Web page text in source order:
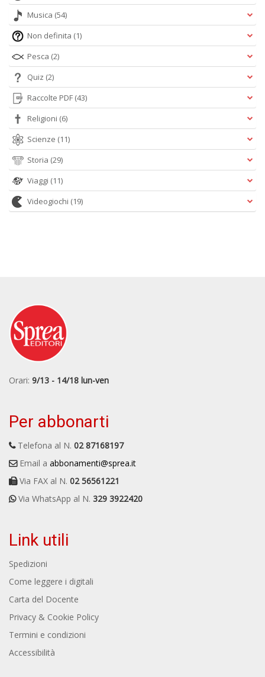
Musica (54)
Non definita (1)
Pesca (2)
Quiz (2)
Raccolte PDF (43)
Religioni (6)
Scienze (11)
Storia (29)
Viaggi (11)
Videogiochi (19)
Orari: 9/13 - 14/18 lun-ven
Per abbonarti
Telefona al N. 02 87168197
Email a abbonamenti@sprea.it
Via FAX al N. 02 56561221
Via WhatsApp al N. 329 3922420
Link utili
Spedizioni
Come leggere i digitali
Carta del Docente
Privacy & Cookie Policy
Termini e condizioni
Accessibilità